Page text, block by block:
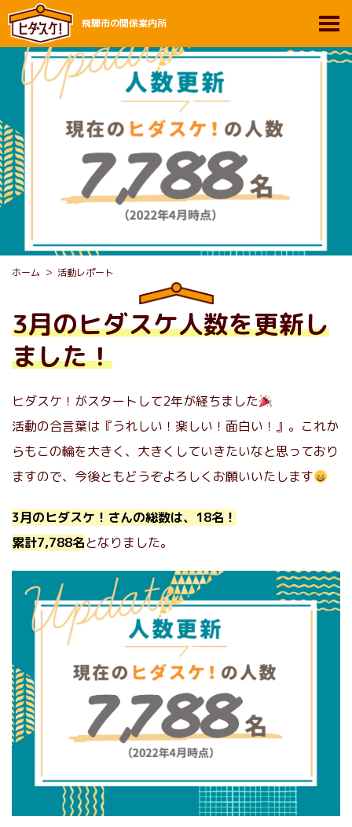
飛騨市の関係案内所
ホーム 活動レポート
3月のヒダスケ人数を更新し
ました！
ヒダスケ！がスタートして2年が経ちました
活動の合言葉は『うれしい！楽しい！面白い！』。これか
らもこの輪を大きく、大きくしていきたいなと思っており
ますので、今後ともどうぞよろしくお願いいたします
3月のヒダスケ！さんの総数は、18名！
累計7,788名となりました。